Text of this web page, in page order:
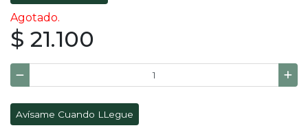
Agotado.
$ 21.100
Avísame Cuando LLegue